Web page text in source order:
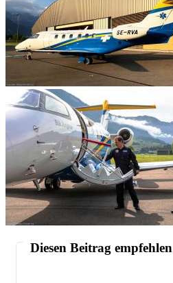
Diesen Beitrag empfehlen